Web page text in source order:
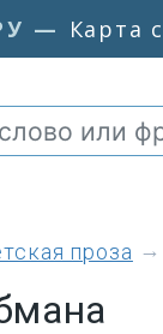
— Карта
проза